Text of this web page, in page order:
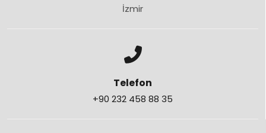
İzmir
Telefon
+90 232 458 88 35